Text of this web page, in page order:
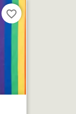
favorite_border